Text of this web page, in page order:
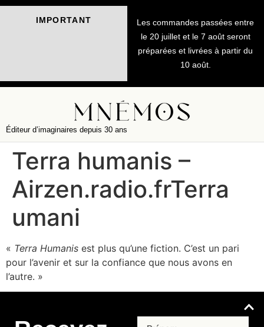
IMPORTANT
Les commandes passées entre
le 20 juillet et le 7 août seront
préparées et livrées à partir du
10 août.
Éditeur d’imaginaires depuis 30 ans
Terra humanis –
Airzen.radio.frTerra
umani
« Terra Humanis est plus qu’une fiction. C’est un pari
pour l’avenir et sur la confiance que nous avons en
l’autre. »